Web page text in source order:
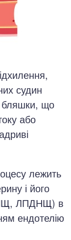
судин
бляшки, що
або
лежить
і його
ЛПДНЩ) в
ендотелію